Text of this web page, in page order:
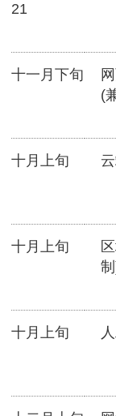
21
十一月下旬
(
十月上旬
十月上旬
十月上旬